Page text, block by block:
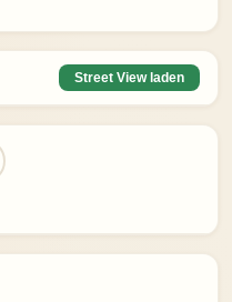
Street View laden